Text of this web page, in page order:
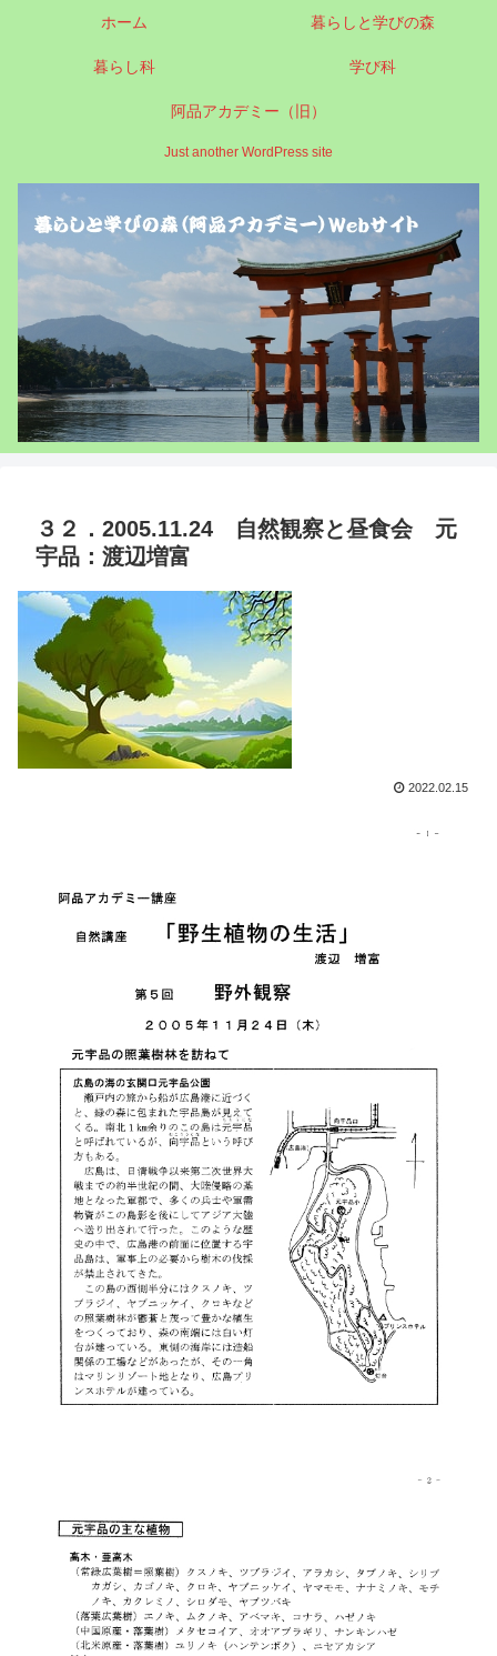
Just another WordPress site
ホーム 暮らしと学びの森
暮らし科 学び科
阿品アカデミー（旧）
３２．2005.11.24 自然観察と昼食会 元
宇品：渡辺増富
2022.02.15